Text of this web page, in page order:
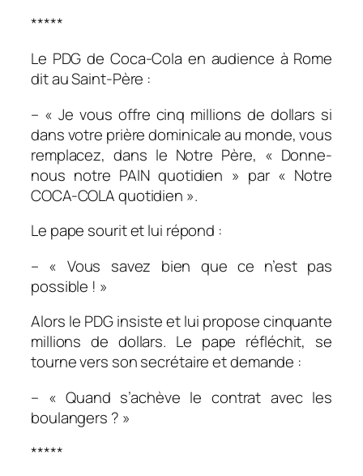
*****
Le PDG de Coca-Cola en audience à Rome
dit au Saint-Père :
– « Je vous offre cinq millions de dollars si
dans votre prière dominicale au monde, vous
remplacez, dans le Notre Père, « Donne-
nous notre PAIN quotidien » par « Notre
COCA-COLA quotidien ».
Le pape sourit et lui répond :
– « Vous savez bien que ce n’est pas
possible ! »
Alors le PDG insiste et lui propose cinquante
millions de dollars. Le pape réfléchit, se
tourne vers son secrétaire et demande :
– « Quand s’achève le contrat avec les
boulangers ? »
*****